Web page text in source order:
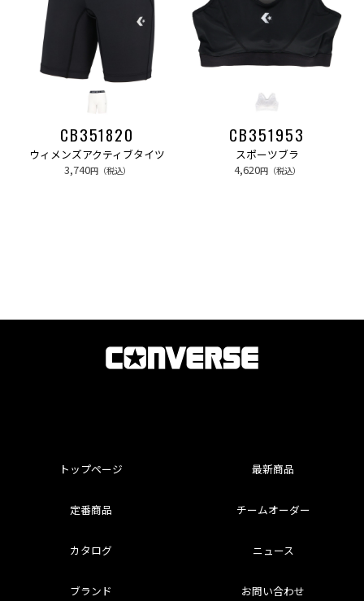
CB351820
ウィメンズアクティブタイツ
3,740円（税込）
CB351953
スポーツブラ
4,620円（税込）
トップページ 最新商品
定番商品 チームオーダー
カタログ ニュース
ブランド お問い合わせ